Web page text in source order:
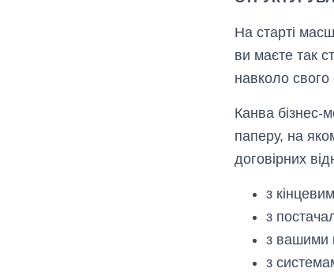
На старті
ви маєте так
навколо свого
Канва бізнес-
паперу, на
договірних
з
з
з вашими
з